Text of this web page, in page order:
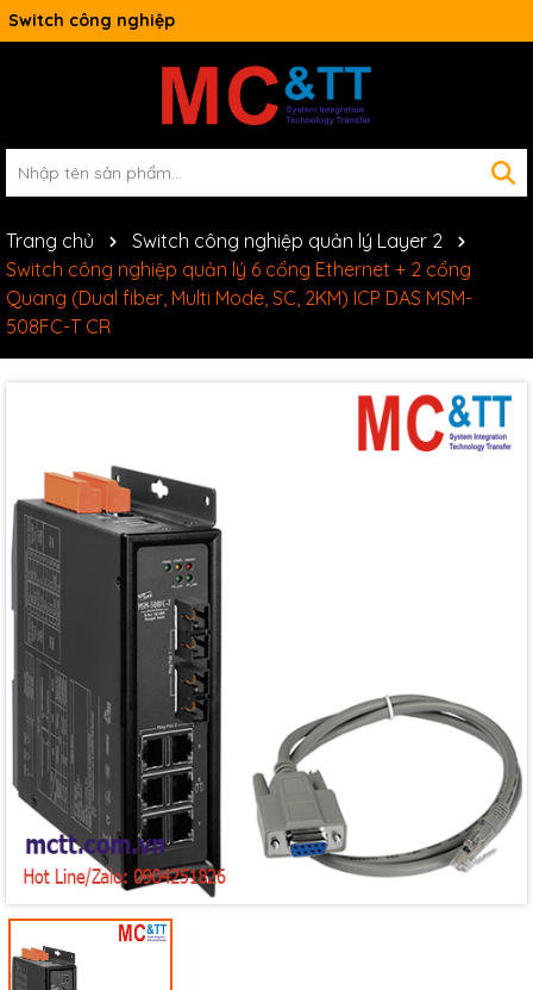
Switch công nghiệp
Trang chủ
Switch công nghiệp quản lý Layer 2
Switch công nghiệp quản lý 6 cổng Ethernet + 2 cổng
Quang (Dual fiber, Multi Mode, SC, 2KM) ICP DAS MSM-
508FC-T CR
Mã giảm giá:
Ngày hết hạn:
Điều kiện: